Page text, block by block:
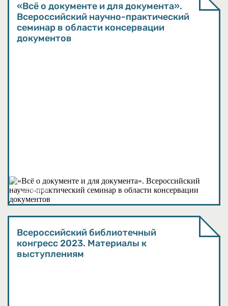
«Всё о документе и для документа».
Всероссийский научно-практический
семинар в области консервации
документов
События
Всероссийский библиотечный
конгресс 2023. Материалы к
выступлениям